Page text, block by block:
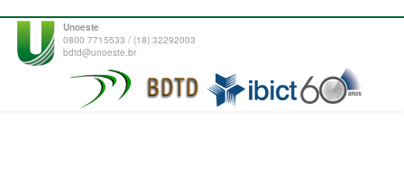
Unoeste
0800 7715533 / (18) 32292003
bdtd@unoeste.br